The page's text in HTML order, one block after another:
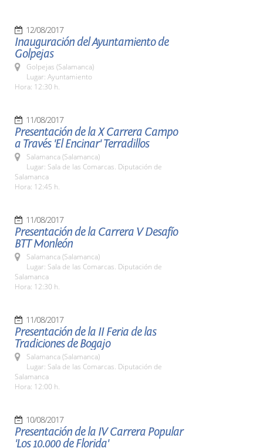
12/08/2017
Inauguración del Ayuntamiento de
Golpejas
Golpejas (Salamanca)
Lugar: Ayuntamiento
Hora: 12:30 h.
11/08/2017
Presentación de la X Carrera Campo
a Través 'El Encinar' Terradillos
Salamanca (Salamanca)
Lugar: Sala de las Comarcas. Diputación de
Salamanca
Hora: 12:45 h.
11/08/2017
Presentación de la Carrera V Desafío
BTT Monleón
Salamanca (Salamanca)
Lugar: Sala de las Comarcas. Diputación de
Salamanca
Hora: 12:30 h.
11/08/2017
Presentación de la II Feria de las
Tradiciones de Bogajo
Salamanca (Salamanca)
Lugar: Sala de las Comarcas. Diputación de
Salamanca
Hora: 12:00 h.
10/08/2017
Presentación de la IV Carrera Popular
'Los 10.000 de Florida'